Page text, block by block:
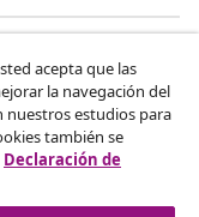
acepta que las
la navegación del
nuestros estudios para
también se
Declaración de